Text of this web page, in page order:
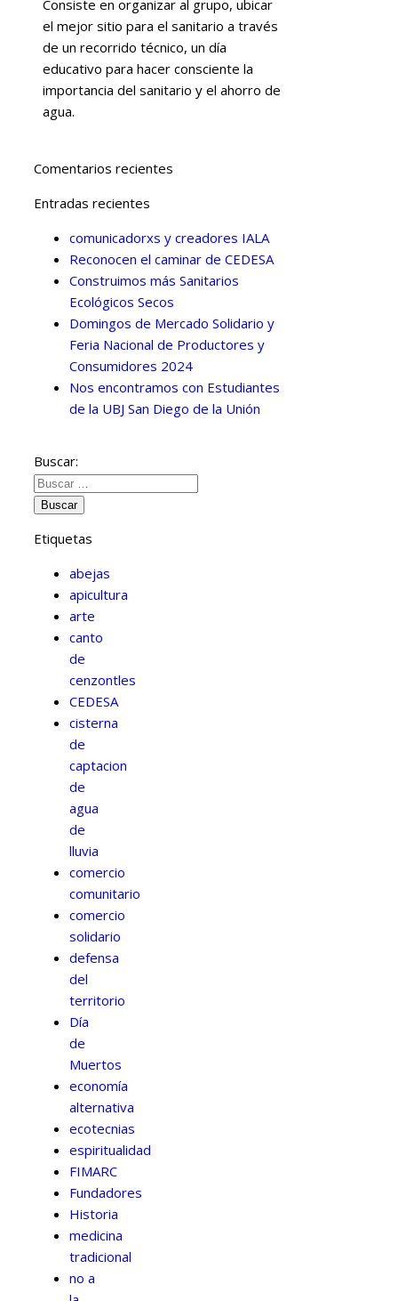
Consiste en organizar al grupo, ubicar
el mejor sitio para el sanitario a través
de un recorrido técnico, un día
educativo para hacer consciente la
importancia del sanitario y el ahorro de
agua.
Comentarios recientes
Entradas recientes
comunicadorxs y creadores IALA
Reconocen el caminar de CEDESA
Construimos más Sanitarios
Ecológicos Secos
Domingos de Mercado Solidario y
Feria Nacional de Productores y
Consumidores 2024
Nos encontramos con Estudiantes
de la UBJ San Diego de la Unión
Buscar:
Etiquetas
abejas
apicultura
arte
canto
de
cenzontles
CEDESA
cisterna
de
captacion
de
agua
de
lluvia
comercio
comunitario
comercio
solidario
defensa
del
territorio
Día
de
Muertos
economía
alternativa
ecotecnias
espiritualidad
FIMARC
Fundadores
Historia
medicina
tradicional
no a